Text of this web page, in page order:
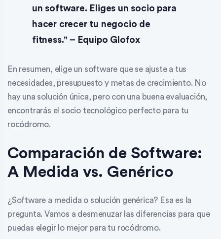
un software. Eliges un socio para
hacer crecer tu negocio de
fitness." – Equipo Glofox
En resumen, elige un software que se ajuste a tus
necesidades, presupuesto y metas de crecimiento. No
hay una solución única, pero con una buena evaluación,
encontrarás el socio tecnológico perfecto para tu
rocódromo.
Comparación de Software:
A Medida vs. Genérico
¿Software a medida o solución genérica? Esa es la
pregunta. Vamos a desmenuzar las diferencias para que
puedas elegir lo mejor para tu rocódromo.